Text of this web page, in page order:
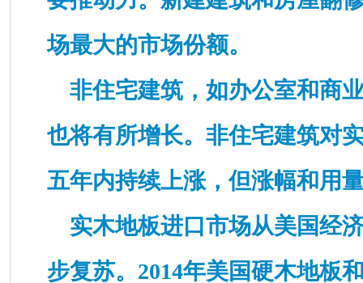
场最大的市场份额。
非住宅建筑，如办公室和商
也将有所增长。非住宅建筑对
五年内持续上涨，但涨幅和用
实木地板进口市场从美国经
步复苏。2014年美国硬木地板